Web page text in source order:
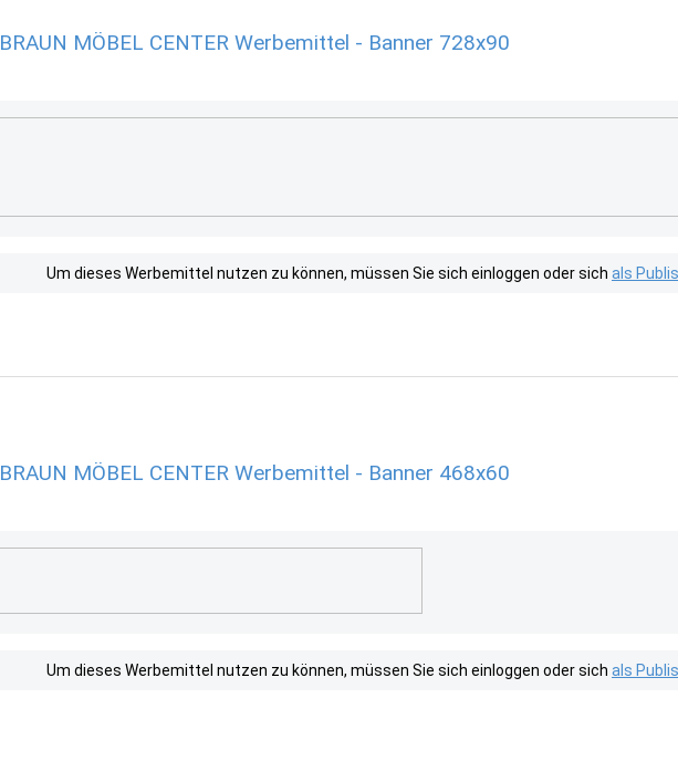
BRAUN MÖBEL CENTER Werbemittel - Banner 728x90
Um dieses Werbemittel nutzen zu können, müssen Sie sich einloggen oder sich als
BRAUN MÖBEL CENTER Werbemittel - Banner 468x60
Um dieses Werbemittel nutzen zu können, müssen Sie sich einloggen oder sich als